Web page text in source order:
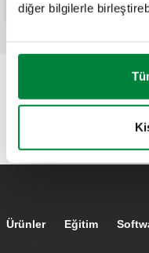
diğer bilgilerle
Footer main
Ürünler Eğitim